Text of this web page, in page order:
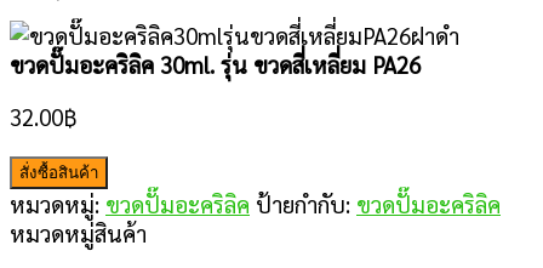
ขวดปั๊มอะคริลิค 30ml. รุ่น ขวดสี่เหลี่ยม PA26
32.00฿
สั่งซื้อสินค้า
หมวดหมู่: ขวดปั๊มอะคริลิค ป้ายกำกับ: ขวดปั๊มอะคริลิค
หมวดหมู่สินค้า